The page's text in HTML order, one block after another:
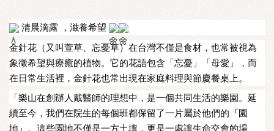
清晨滴露 ，滋養希望
金針花（又叫萱草、忘憂草）在台灣不僅是食材，也常被視為
象徵希望與療癒的植物。它的花語包含「忘憂」「母愛」，而
在日常生活裡，金針花也常出現在家庭料理與節慶餐桌上。
「樂山在創辦人戴醫師的理想中，是一個共同生活的樂園。延
續至今，我們在院生的每個班都保留了一片屬於他們的『園
地』。這些園地不僅是一方土壤，更是一處讓生命交會的場